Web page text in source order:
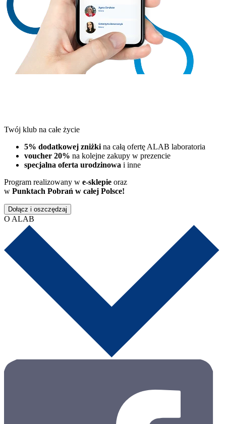
Twój klub na całe życie
5% dodatkowej zniżki na całą ofertę ALAB laboratoria
voucher 20% na kolejne zakupy w prezencie
specjalna oferta urodzinowa i inne
Program realizowany w e-sklepie oraz
w Punktach Pobrań w całej Polsce!
Dołącz i oszczędzaj
O ALAB